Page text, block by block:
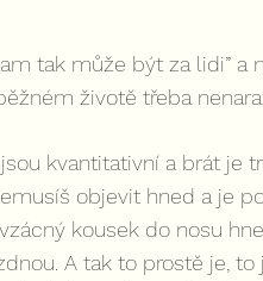
tak může být za lidi” a
životě třeba
kvantitativní a brát je
objevit hned a je
kousek do nosu
A tak to prostě je, to